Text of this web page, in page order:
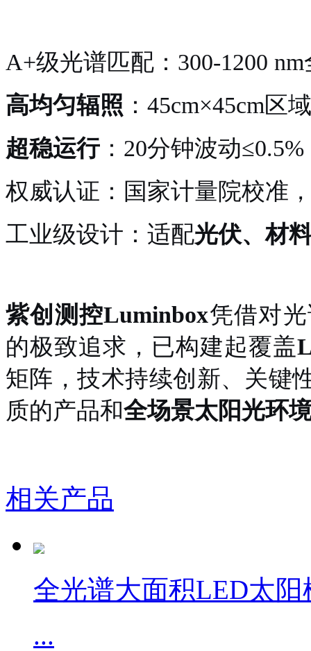
A+级光谱匹配：300-1200
高均匀辐照 ： 45cm×45cm区
超稳运行 ： 20分钟波动
权威认证：国家计量院校准
工业级设计：适配光伏、材
紫创测控Luminbox凭借对
的极致追求，已构建起覆盖
矩阵，技术持续创新、关键
质的产品和全场景太阳光环
相关产品
全光谱大面积LED太阳
...